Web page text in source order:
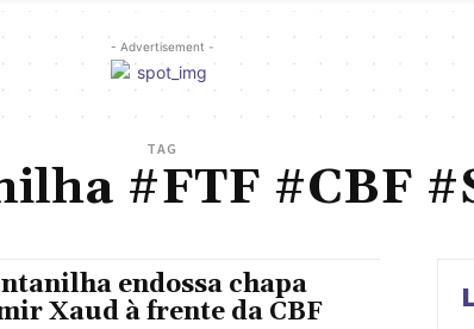
- Advertisement -
TAG
#FTF #CBF
endossa chapa
Xaud à frente da CBF